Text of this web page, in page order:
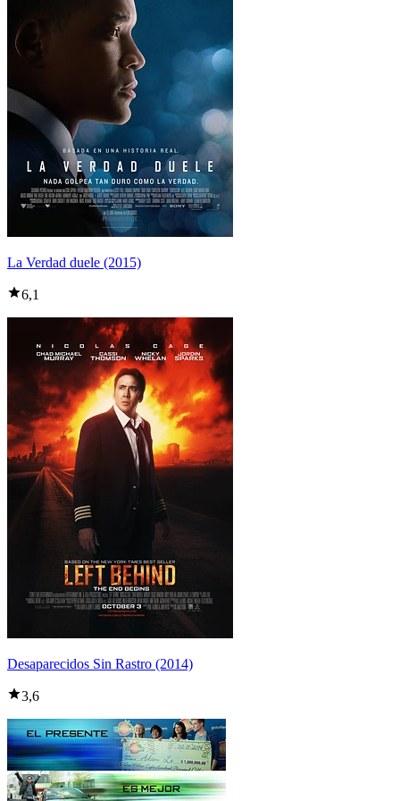
La Verdad duele (2015)
6,1
Desaparecidos Sin Rastro (2014)
3,6